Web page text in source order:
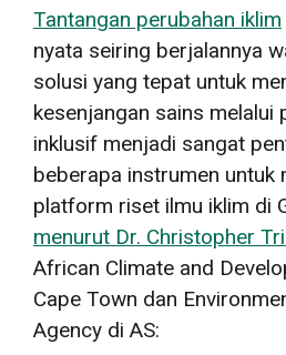
Tantangan perubahan iklim
nyata seiring berjalannya
solusi yang tepat untuk
kesenjangan sains melalui
inklusif menjadi sangat
beberapa instrumen untuk
platform riset ilmu iklim di
menurut Dr. Christopher
African Climate and
Cape Town dan
Agency di AS: